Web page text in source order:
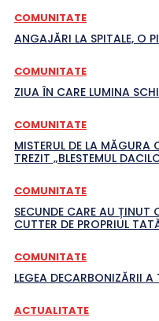
COMUNITATE
ANGAJĂRI LA SPITALE, O
COMUNITATE
ZIUA ÎN CARE LUMINA
COMUNITATE
MISTERUL DE LA MĂGURA
TREZIT „BLESTEMUL
COMUNITATE
SECUNDE CARE AU
CUTTER DE PROPRIUL
COMUNITATE
LEGEA DECARBONIZĂRII A
ACTUALITATE